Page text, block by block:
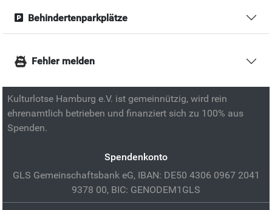
Behindertenparkplätze
Fehler melden
Kulturlotse Hamburg e.V. ist gemeinnützig, wird rein
ehrenamtlich betrieben und finanziert sich zu 100% aus
Spenden.
Spendenkonto
GLS Gemeinschaftsbank eG, IBAN: DE50 4306 0967 2041
9378 00, BIC: GENODEM1GLS